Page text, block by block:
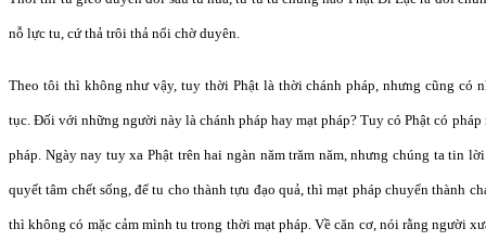
nỗ lực tu, cứ thả trôi thả nổi chờ duyên.
Theo tôi thì không như vậy, tuy thời Phật là thời chánh pháp, nhưng cũng có
tục. Đối với những người này là chánh pháp hay mạt pháp? Tuy có Phật có
pháp. Ngày nay tuy xa Phật trên hai ngàn năm trăm năm, nhưng chúng ta tin
quyết tâm chết sống, để tu cho thành tựu đạo quả, thì mạt pháp chuyển thành
thì không có mặc cảm mình tu trong thời mạt pháp. Về căn cơ, nói rằng người